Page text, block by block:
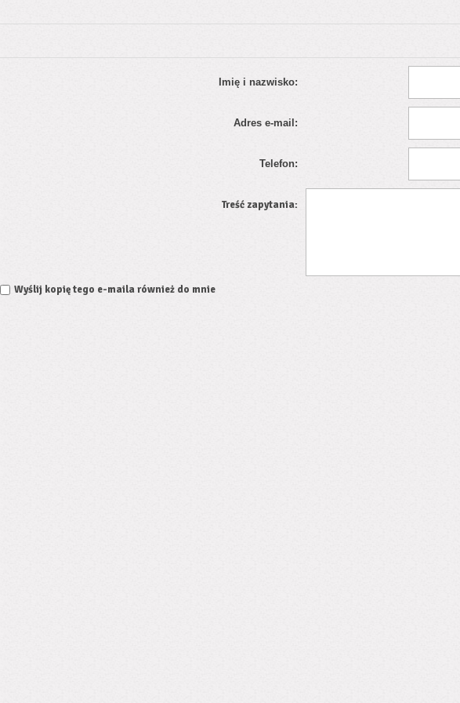
Imię i nazwisko:
Adres e-mail:
Telefon:
Treść zapytania:
Wyślij kopię tego e-maila również do mnie